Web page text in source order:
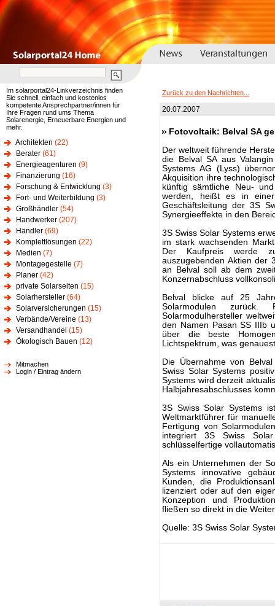
Im solarportal24-Linkverzeichnis finden
Sie schnell, einfach und kostenlos
kompetente Ansprechpartner/innen für
Ihre Fragen rund ums Thema
Solarenergie, Erneuerbare Energien und
mehr.
Architekten (22)
Berater (61)
Energieagenturen (9)
Finanzierung (16)
Forschung & Entwicklung (3)
Fort- und Weiterbildung (3)
Großhändler (54)
Handwerker (207)
Händler (69)
Komplettlösungen (22)
Medien (7)
Montagegestelle (7)
Planer (42)
private Solarseiten (15)
Solarhersteller (64)
Solarversicherungen (15)
Verbände/Vereine (13)
Versandhandel (15)
Ökologisch Bauen (12)
Mitmachen
Login / Eintrag ändern
Zurück zu den Nachrichten...
20.07.2007
Fotovoltaik: Belval SA
Der weltweit führende
die Belval SA aus
Systems AG (Lyss)
Akquisition ihre
künftig sämtliche Neu-
werden, heißt es in einer
Geschäftsleitung der 3S
Synergieeffekte in den
3S Swiss Solar Systems
im stark wachsenden
Der Kaufpreis werde
auszugebenden Aktien der
an Belval soll ab dem
Konzernabschluss
Belval blicke auf 25
Solarmodulen zurück.
Solarmodulhersteller
den Namen Pasan SS IIIb
über die beste
Lichtspektrum, was
Die Übernahme von
Swiss Solar Systems
Systems wird derzeit
Halbjahresabschlusses
3S Swiss Solar Systems
Weltmarktführer für
Fertigung von
integriert 3S Swiss
schlüsselfertige
Als ein Unternehmen der
Systems innovative
Kunden, die
lizenziert oder auf den
Konzeption und
fließen so direkt in die
Quelle: 3S Swiss Solar